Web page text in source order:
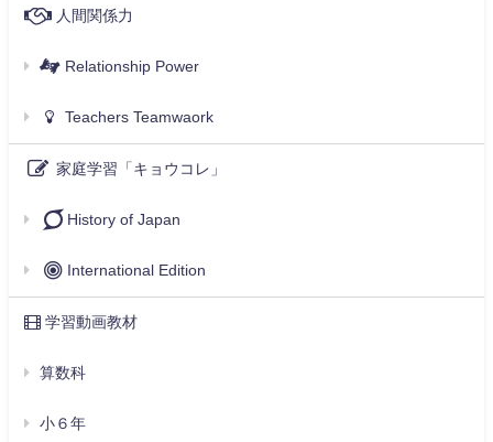
人間関係力
Relationship Power
Teachers Teamwaork
家庭学習「キョウコレ」
History of Japan
International Edition
学習動画教材
算数科
小６年